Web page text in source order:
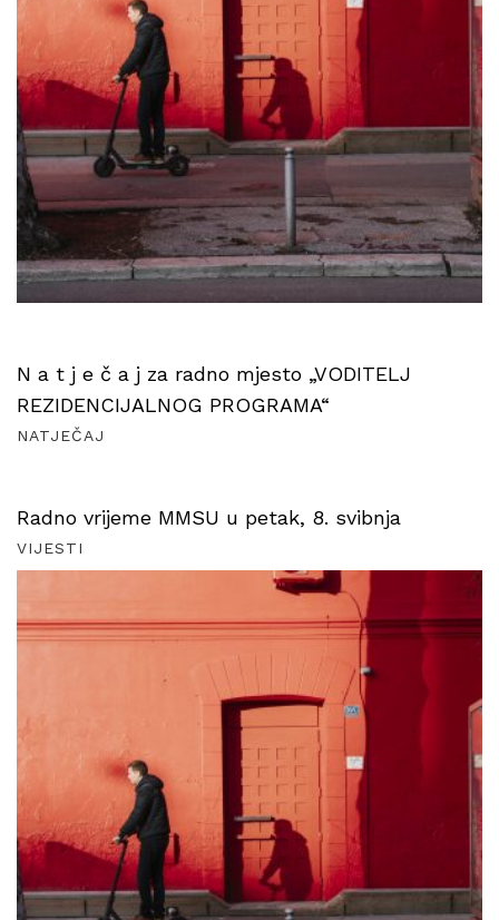
N a t j e č a j za radno mjesto „VODITELJ
REZIDENCIJALNOG PROGRAMA“
NATJEČAJ
Radno vrijeme MMSU u petak, 8. svibnja
VIJESTI